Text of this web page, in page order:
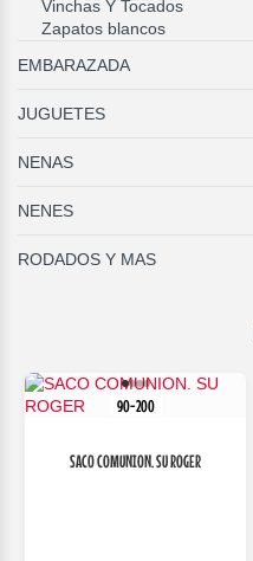
Vinchas Y Tocados
Zapatos blancos
EMBARAZADA
JUGUETES
NENAS
NENES
RODADOS Y MAS
90-200
SACO COMUNION. SU ROGER